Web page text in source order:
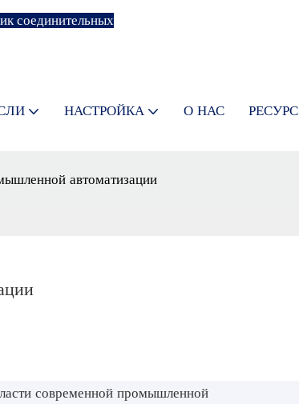
соединительных
НАСТРОЙКА О НАС РЕСУРС
автоматизации
современной промышленной